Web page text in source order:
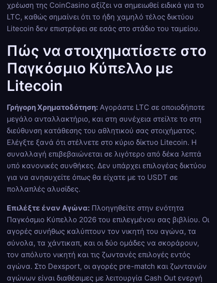
χρέωση της CoinCasino αξίζει να σημειωθεί ειδικά για το
LTC, καθώς σημαίνει ότι το ήδη χαμηλό τέλος δικτύου
Litecoin δεν επιστρέφει σε εσάς στο στάδιο του ταμείου.
Πώς να στοιχηματίσετε στο
Παγκόσμιο Κύπελλο με
Litecoin
Γρήγορη Χρηματοδότηση: Αγοράστε LTC σε οποιοδήποτε
μεγάλο ανταλλακτήριο, και στη συνέχεια στείλτε το στη
διεύθυνση κατάθεσης του αθλητικού σας στοιχήματος.
Ελέγξτε ξανά ότι στέλνετε στο κύριο δίκτυο Litecoin. Η
συναλλαγή επιβεβαιώνεται σε λιγότερο από δέκα λεπτά
υπό κανονικές συνθήκες. Δεν υπάρχει επιλογέας δικτύου
για να ανησυχείτε όπως θα είχατε με το USDT σε
πολλαπλές αλυσίδες.
Επιλέξτε έναν Αγώνα: Πλοηγηθείτε στην ενότητα
Παγκόσμιο Κύπελλο 2026 του επιλεγμένου σας βιβλίου. Οι
αγορές συνήθως καλύπτουν τον νικητή του αγώνα, τα
σύνολα, τα χάντικαπ, και οι δύο ομάδες να σκοράρουν,
τον απόλυτο νικητή και τις ζωντανές επιλογές εντός
αγώνα. Στο Dexsport, οι αγορές pre-match και ζωντανών
αγώνων είναι διαθέσιμες με λειτουργία Cash Out ενεργή